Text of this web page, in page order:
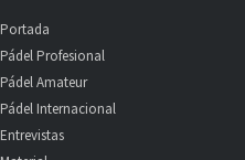
Portada
Pádel Profesional
Pádel Amateur
Pádel Internacional
Entrevistas